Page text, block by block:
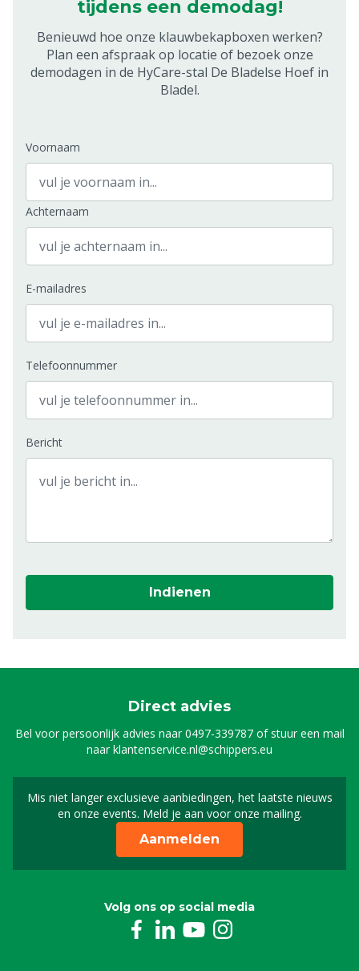
tijdens een demodag!
Benieuwd hoe onze klauwbekapboxen werken?
Plan een afspraak op locatie of bezoek onze
demodagen in de HyCare-stal De Bladelse Hoef in
Bladel.
Voornaam
Achternaam
E-mailadres
Telefoonnummer
Bericht
Indienen
Direct advies
Bel voor persoonlijk advies naar0497-339787of stuur een mail
naarklantenservice.nl@schippers.eu
Mis niet langer exclusieve aanbiedingen, het laatste nieuws
en onze events. Meld je aan voor onze mailing.
Schrijf je in voor onze
Aanmelden
Volg ons op social media